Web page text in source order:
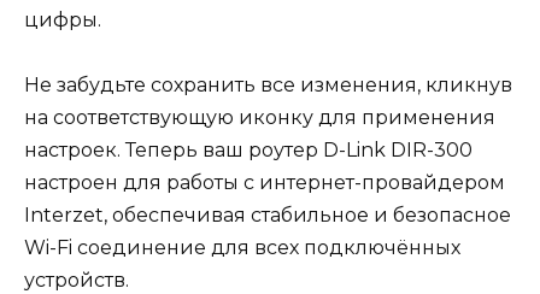
цифры.
Не забудьте сохранить все изменения, кликнув
на соответствующую иконку для применения
настроек. Теперь ваш роутер D-Link DIR-300
настроен для работы с интернет-провайдером
Interzet, обеспечивая стабильное и безопасное
Wi-Fi соединение для всех подключённых
устройств.